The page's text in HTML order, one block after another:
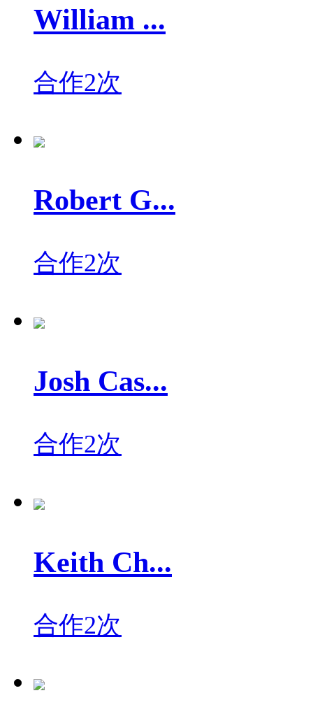
William ...
合作2次
Robert G...
合作2次
Josh Cas...
合作2次
Keith Ch...
合作2次